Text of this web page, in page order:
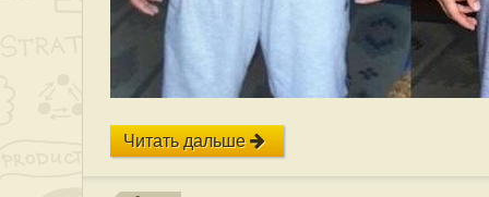
Читать дальше